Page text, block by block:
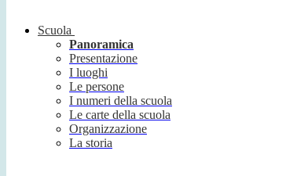
Scuola
Panoramica
Presentazione
I luoghi
Le persone
I numeri della scuola
Le carte della scuola
Organizzazione
La storia